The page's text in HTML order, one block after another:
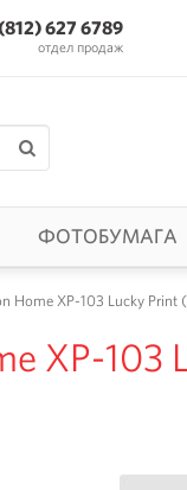
627 6789
отдел продаж
ФОТОБУМАГА
Home XP-103 Lucky Print
XP-103